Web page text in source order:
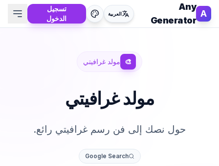
A
Any
Generator
العربية
تسجيل
الدخول
🎨 مولد غرافيتي
مولد غرافيتي
حول نصك إلى فن رسم غرافيتي رائع.
Google Search